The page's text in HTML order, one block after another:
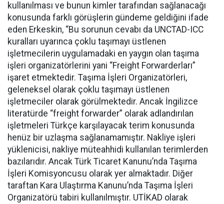
kullanılması ve bunun kimler tarafından sağlanacağı
konusunda farklı görüşlerin gündeme geldiğini ifade
eden Erkeskin, “Bu sorunun cevabı da UNCTAD-ICC
kuralları uyarınca çoklu taşımayı üstlenen
işletmecilerin uygulamadaki en yaygın olan taşıma
işleri organizatörlerini yani “Freight Forwarderları”
işaret etmektedir. Taşıma İşleri Organizatörleri,
geleneksel olarak çoklu taşımayı üstlenen
işletmeciler olarak görülmektedir. Ancak İngilizce
literatürde “freight forwarder” olarak adlandırılan
işletmeleri Türkçe karşılayacak terim konusunda
henüz bir uzlaşma sağlanamamıştır. Nakliye işleri
yüklenicisi, nakliye müteahhidi kullanılan terimlerden
bazılarıdır. Ancak Türk Ticaret Kanunu’nda Taşıma
İşleri Komisyoncusu olarak yer almaktadır. Diğer
taraftan Kara Ulaştırma Kanunu’nda Taşıma İşleri
Organizatörü tabiri kullanılmıştır. UTİKAD olarak